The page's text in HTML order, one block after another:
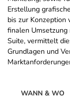
Erstellung
bis zur Konzeption
finalen
Suite, vermittelt
Grundlagen und
WANN & WO